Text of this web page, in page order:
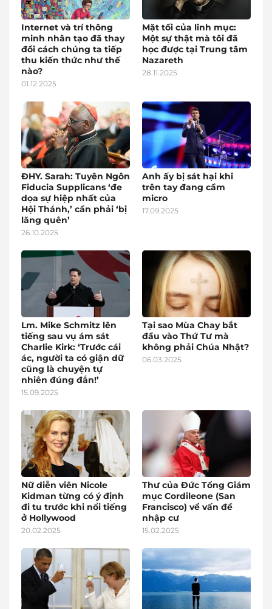
Internet và trí thông
minh nhân tạo đã thay
đổi cách chúng ta tiếp
thu kiến thức như thế
nào?
01.12.2025
Mặt tối của linh mục:
Một sự thật mà tôi đã
học được tại Trung tâm
Nazareth
28.11.2025
ĐHY. Sarah: Tuyên Ngôn
Fiducia Supplicans ‘đe
dọa sự hiệp nhất của
Hội Thánh,’ cần phải ‘bị
lãng quên’
26.10.2025
Anh ấy bị sát hại khi
trên tay đang cầm
micro
17.09.2025
Lm. Mike Schmitz lên
tiếng sau vụ ám sát
Charlie Kirk: ‘Trước cái
ác, người ta có giận dữ
cũng là chuyện tự
nhiên đúng đắn!’
15.09.2025
Tại sao Mùa Chay bắt
đầu vào Thứ Tư mà
không phải Chúa Nhật?
06.03.2025
Nữ diễn viên Nicole
Kidman từng có ý định
đi tu trước khi nổi tiếng
ở Hollywood
20.02.2025
Thư của Đức Tổng Giám
mục Cordileone (San
Francisco) về vấn đề
nhập cư
15.02.2025